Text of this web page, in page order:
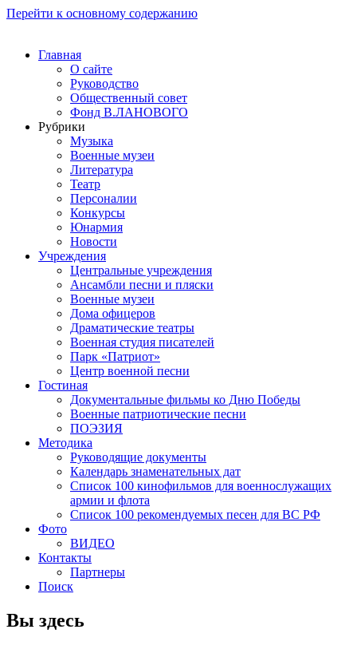
Перейти к основному содержанию
Главная
О сайте
Руководство
Общественный совет
Фонд В.ЛАНОВОГО
Рубрики
Музыка
Военные музеи
Литература
Театр
Персоналии
Конкурсы
Юнармия
Новости
Учреждения
Центральные учреждения
Ансамбли песни и пляски
Военные музеи
Дома офицеров
Драматические театры
Военная студия писателей
Парк «Патриот»
Центр военной песни
Гостиная
Документальные фильмы ко Дню Победы
Военные патриотические песни
ПОЭЗИЯ
Методика
Руководящие документы
Календарь знаменательных дат
Список 100 кинофильмов для военнослужащих
армии и флота
Список 100 рекомендуемых песен для ВС РФ
Фото
ВИДЕО
Контакты
Партнеры
Поиск
Вы здесь